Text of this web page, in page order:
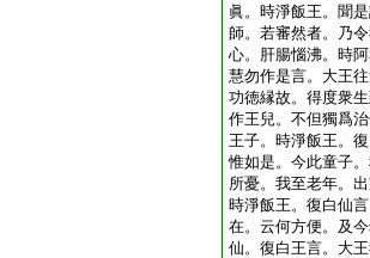
眞。時淨飯王。聞
師。若審然者。乃
心。肝腸惱沸。時
慧勿作是言。大王
功徳縁故。得度衆
作王兒。不但獨爲
王子。時淨飯王。
惟如是。今此童子
所憂。我至老年。
時淨飯王。復白仙
在。云何方便。及
仙。復白王言。大